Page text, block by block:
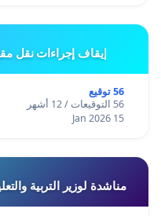
إيقاف إجراءات نقل
56 توقيع
56 التوقيعات / 12 أشهر
15 Jan 2026
مناشدة لوزير التربية